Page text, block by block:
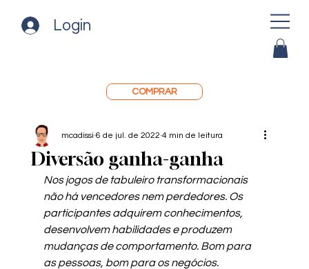
Login
COMPRAR
Diversão ganha-ganha
mcadissi 6 de jul. de 2022 4 min de leitura
Nos jogos de tabuleiro transformacionais
não há vencedores nem perdedores. Os
participantes adquirem conhecimentos,
desenvolvem habilidades e produzem
mudanças de comportamento. Bom para
as pessoas, bom para os negócios.